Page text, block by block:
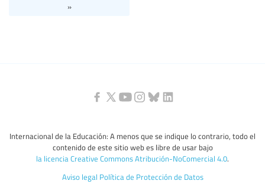
»
Internacional de la Educación: A menos que se indique lo contrario, todo el
contenido de este sitio web es libre de usar bajo
la licencia Creative Commons Atribución-NoComercial 4.0.
Aviso legal Política de Protección de Datos